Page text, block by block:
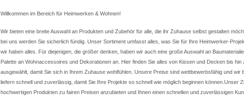
Willkommen im Bereich für Heimwerken & Wohnen!
Wir bieten eine breite Auswahl an Produkten und Zubehör für alle, die ihr Zuhause selbst gestalten
bei uns werden Sie sicherlich fündig. Unser Sortiment umfasst alles, was Sie für Ihre Heimwerker-
wir haben alles. Für diejenigen, die größer denken, haben wir auch eine große Auswahl an
Palette an Wohnaccessoires und Dekorationen an. Hier finden Sie alles von Kissen und Decken bis
ausgewählt, damit Sie sich in Ihrem Zuhause wohlfühlen. Unsere Preise sind wettbewerbsfähig und
liefern schnell und zuverlässig, damit Sie Ihre Projekte so schnell wie möglich beginnen
hochwertigen Produkten zu fairen Preisen anzubieten und Ihnen einen schnellen und zuverlässigen